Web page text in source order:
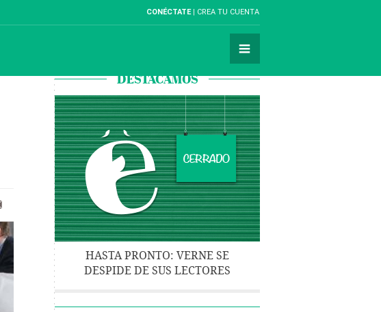
CONÉCTATE CREA TU CUENTA
DESTACAMOS
HASTA PRONTO: VERNE SE
DESPIDE DE SUS LECTORES